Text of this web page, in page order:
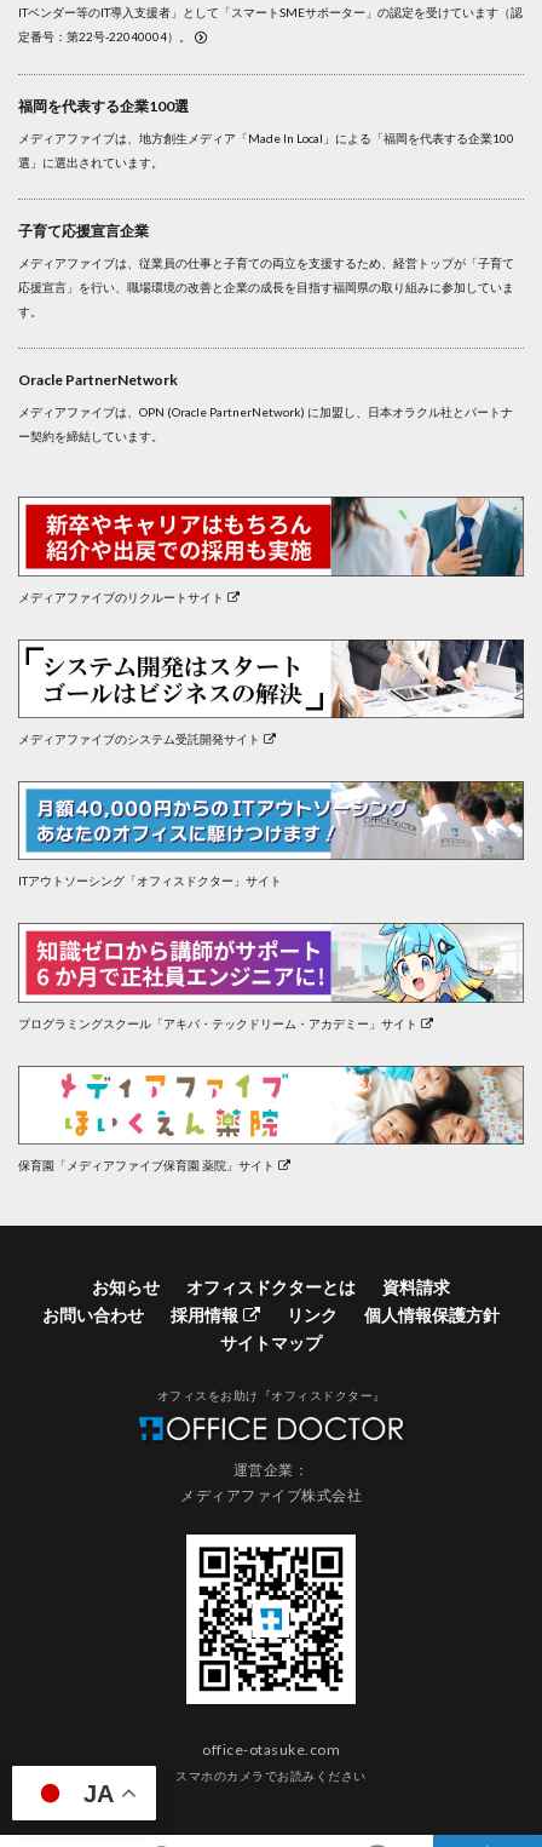
ITベンダー等のIT導入支援者」として「スマートSMEサポーター」の認定を受けています（認
定番号：第22号-22040004）。
福岡を代表する企業100選
メディアファイブは、地方創生メディア「Made In Local」による「福岡を代表する企業100
選」に選出されています。
子育て応援宣言企業
メディアファイブは、従業員の仕事と子育ての両立を支援するため、経営トップが「子育て
応援宣言」を行い、職場環境の改善と企業の成長を目指す福岡県の取り組みに参加していま
す。
Oracle PartnerNetwork
メディアファイブは、OPN (Oracle PartnerNetwork) に加盟し、日本オラクル社とパートナ
ー契約を締結しています。
メディアファイブのリクルートサイト
メディアファイブのシステム受託開発サイト
ITアウトソーシング「オフィスドクター」サイト
プログラミングスクール「アキバ・テックドリーム・アカデミー」サイト
保育園「メディアファイブ保育園 薬院」サイト
お知らせ オフィスドクターとは
資料請求
お問い合わせ
採用情報 リンク
個人情報保護方針
サイトマップ
オフィスをお助け『オフィスドクター』
運営企業：
メディアファイブ株式会社
office-otasuke.com
スマホのカメラでお読みください
JA